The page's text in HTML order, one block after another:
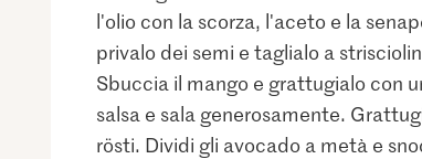
l'olio con la scorza, l'aceto e la
privalo dei semi e taglialo a
Sbuccia il mango e grattugialo con
salsa e sala generosamente.
rösti. Dividi gli avocado a metà e